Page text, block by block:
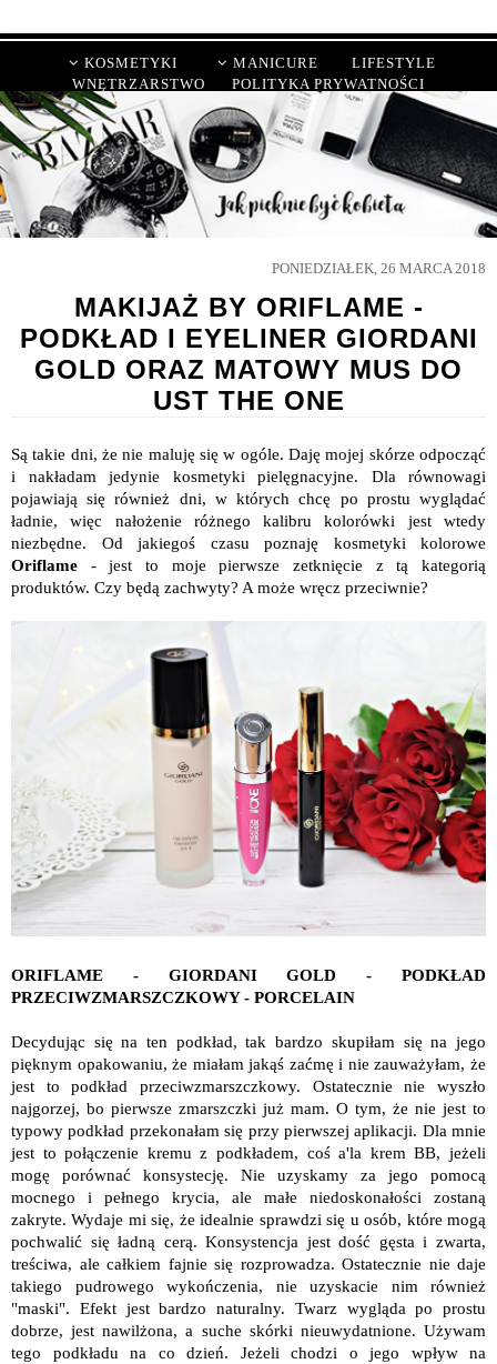
KOSMETYKI MANICURE
LIFESTYLE
WNĘTRZARSTWO
POLITYKA PRYWATNOŚCI
PONIEDZIAŁEK, 26 MARCA 2018
MAKIJAŻ BY ORIFLAME -
PODKŁAD I EYELINER GIORDANI
GOLD ORAZ MATOWY MUS DO
UST THE ONE
Są takie dni, że nie maluję się w ogóle. Daję mojej skórze odpocząć
i nakładam jedynie kosmetyki pielęgnacyjne. Dla równowagi
pojawiają się również dni, w których chcę po prostu wyglądać
ładnie, więc nałożenie różnego kalibru kolorówki jest wtedy
niezbędne. Od jakiegoś czasu poznaję kosmetyki kolorowe
Oriflame - jest to moje pierwsze zetknięcie z tą kategorią
produktów. Czy będą zachwyty? A może wręcz przeciwnie?
ORIFLAME - GIORDANI GOLD - PODKŁAD
PRZECIWZMARSZCZKOWY - PORCELAIN
Decydując się na ten podkład, tak bardzo skupiłam się na jego
pięknym opakowaniu, że miałam jakąś zaćmę i nie zauważyłam, że
jest to podkład przeciwzmarszczkowy. Ostatecznie nie wyszło
najgorzej, bo pierwsze zmarszczki już mam. O tym, że nie jest to
typowy podkład przekonałam się przy pierwszej aplikacji. Dla mnie
jest to połączenie kremu z podkładem, coś a'la krem BB, jeżeli
mogę porównać konsystecję. Nie uzyskamy za jego pomocą
mocnego i pełnego krycia, ale małe niedoskonałości zostaną
zakryte. Wydaje mi się, że idealnie sprawdzi się u osób, które mogą
pochwalić się ładną cerą. Konsystencja jest dość gęsta i zwarta,
treściwa, ale całkiem fajnie się rozprowadza. Ostatecznie nie daje
takiego pudrowego wykończenia, nie uzyskacie nim również
"maski". Efekt jest bardzo naturalny. Twarz wygląda po prostu
dobrze, jest nawilżona, a suche skórki nieuwydatnione. Używam
tego podkładu na co dzień. Jeżeli chodzi o jego wpływ na